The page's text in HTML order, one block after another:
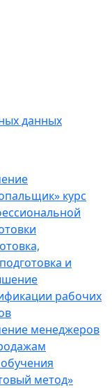
данных
курс
и
рабочих
менеджеров
метод»